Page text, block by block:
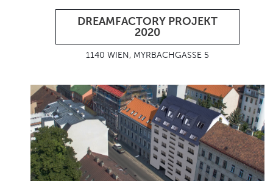
DREAMFACTORY PROJEKT
2020
1140 WIEN, MYRBACHGASSE 5